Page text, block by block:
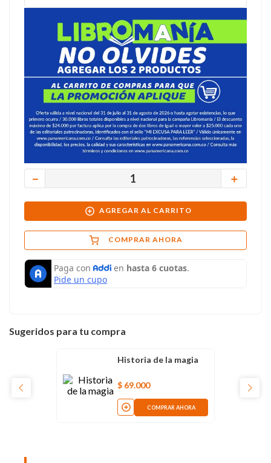
＋
－
AGREGAR AL CARRITO
COMPRAR AHORA
Sugeridos para tu compra
Historia de la magia
$ 69.000
COMPRAR AHORA